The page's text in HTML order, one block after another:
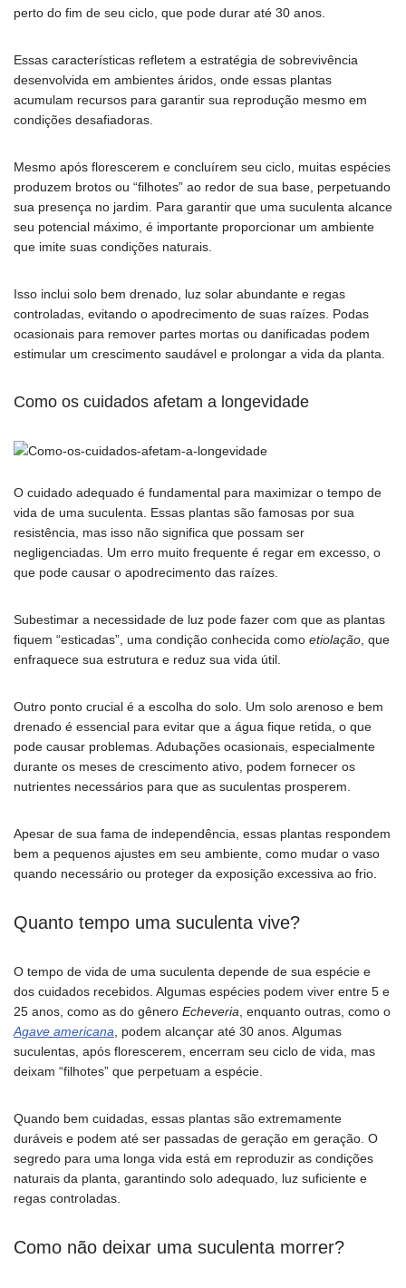
perto do fim de seu ciclo, que pode durar até 30 anos.
Essas características refletem a estratégia de sobrevivência
desenvolvida em ambientes áridos, onde essas plantas
acumulam recursos para garantir sua reprodução mesmo em
condições desafiadoras.
Mesmo após florescerem e concluírem seu ciclo, muitas espécies
produzem brotos ou “filhotes” ao redor de sua base, perpetuando
sua presença no jardim. Para garantir que uma suculenta alcance
seu potencial máximo, é importante proporcionar um ambiente
que imite suas condições naturais.
Isso inclui solo bem drenado, luz solar abundante e regas
controladas, evitando o apodrecimento de suas raízes. Podas
ocasionais para remover partes mortas ou danificadas podem
estimular um crescimento saudável e prolongar a vida da planta.
Como os cuidados afetam a longevidade
O cuidado adequado é fundamental para maximizar o tempo de
vida de uma suculenta. Essas plantas são famosas por sua
resistência, mas isso não significa que possam ser
negligenciadas. Um erro muito frequente é regar em excesso, o
que pode causar o apodrecimento das raízes.
Subestimar a necessidade de luz pode fazer com que as plantas
fiquem “esticadas”, uma condição conhecida como etiolação , que
enfraquece sua estrutura e reduz sua vida útil.
Outro ponto crucial é a escolha do solo. Um solo arenoso e bem
drenado é essencial para evitar que a água fique retida, o que
pode causar problemas. Adubações ocasionais, especialmente
durante os meses de crescimento ativo, podem fornecer os
nutrientes necessários para que as suculentas prosperem.
Apesar de sua fama de independência, essas plantas respondem
bem a pequenos ajustes em seu ambiente, como mudar o vaso
quando necessário ou proteger da exposição excessiva ao frio.
Quanto tempo uma suculenta vive?
O tempo de vida de uma suculenta depende de sua espécie e
dos cuidados recebidos. Algumas espécies podem viver entre 5 e
25 anos, como as do gênero Echeveria , enquanto outras, como o
Agave americana , podem alcançar até 30 anos. Algumas
suculentas, após florescerem, encerram seu ciclo de vida, mas
deixam “filhotes” que perpetuam a espécie.
Quando bem cuidadas, essas plantas são extremamente
duráveis e podem até ser passadas de geração em geração. O
segredo para uma longa vida está em reproduzir as condições
naturais da planta, garantindo solo adequado, luz suficiente e
regas controladas.
Como não deixar uma suculenta morrer?